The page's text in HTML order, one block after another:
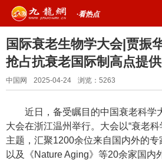
·看热点
国际衰老生物学大会|贾振
抢占抗衰老国际制高点提
中国网 2025-04-24 浏览： 5263
近日，备受瞩目的中国衰老科学
大会在浙江温州举行。大会以“衰老
主题，汇聚1200余位来自国内外的专
以及《Nature Aging》等20余家国内